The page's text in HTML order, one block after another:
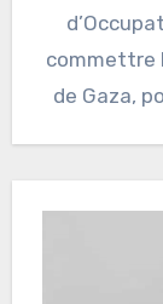
commettre
de Gaza,